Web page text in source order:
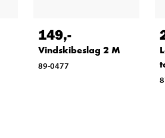
149,-
Vindskibeslag 2 M
89-0477